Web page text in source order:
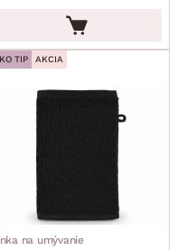
TIP AKCIA
na umývanie